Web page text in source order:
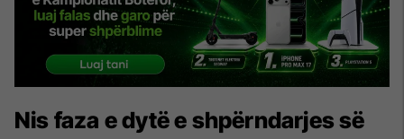
Nis faza e dytë e shpërndarjes së